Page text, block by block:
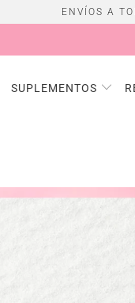
ENVÍOS A
SUPLEMENTOS